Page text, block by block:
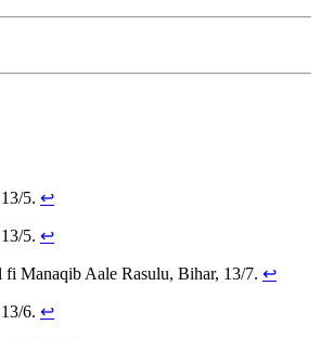
5. ↩
5. ↩
Manaqib Aale Rasulu, Bihar, 13/7. ↩
6. ↩